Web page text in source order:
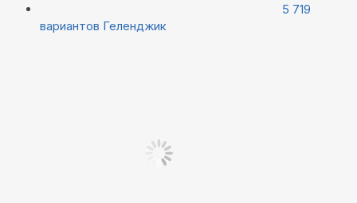
5 719
вариантов Геленджик